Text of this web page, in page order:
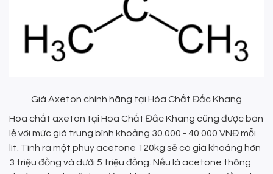
Giá Axeton chính hãng tại Hóa Chất Đắc Khang
Hóa chất axeton tại Hóa Chất Đắc Khang cũng được bán
lẻ với mức giá trung bình khoảng 30.000 - 40.000 VNĐ mỗi
lít. Tính ra một phuy acetone 120kg sẽ có giá khoảng hơn
3 triệu đồng và dưới 5 triệu đồng. Nếu là acetone thông